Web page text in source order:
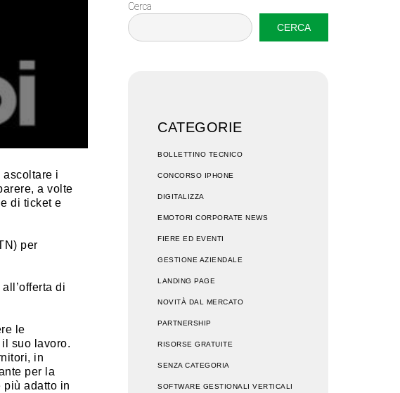
i
a volte
di ticket e
per
di
le
suo lavoro.
in
per la
più adatto in
Cerca
CERCA
CATEGORIE
BOLLETTINO TECNICO
CONCORSO IPHONE
DIGITALIZZA
EMOTORI CORPORATE NEWS
FIERE ED EVENTI
GESTIONE AZIENDALE
LANDING PAGE
NOVITÀ DAL MERCATO
PARTNERSHIP
RISORSE GRATUITE
SENZA CATEGORIA
SOFTWARE GESTIONALI VERTICALI